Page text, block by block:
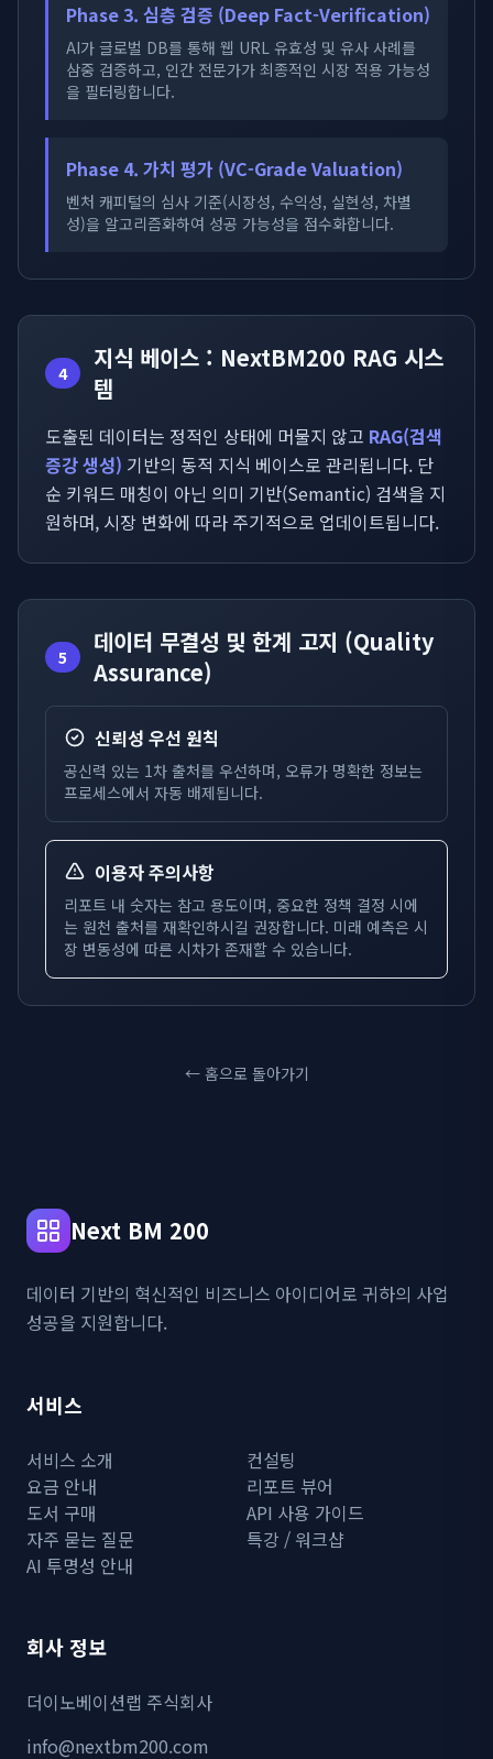
Phase 3. 심층 검증 (Deep Fact-Verification)
AI가 글로벌 DB를 통해 웹 URL 유효성 및 유사 사례를
삼중 검증하고, 인간 전문가가 최종적인 시장 적용 가능성
을 필터링합니다.
Phase 4. 가치 평가 (VC-Grade Valuation)
벤처 캐피털의 심사 기준(시장성, 수익성, 실현성, 차별
성)을 알고리즘화하여 성공 가능성을 점수화합니다.
4
지식 베이스 : NextBM200 RAG 시스
템
도출된 데이터는 정적인 상태에 머물지 않고 RAG(검색
증강 생성) 기반의 동적 지식 베이스로 관리됩니다. 단
순 키워드 매칭이 아닌 의미 기반(Semantic) 검색을 지
원하며, 시장 변화에 따라 주기적으로 업데이트됩니다.
5
데이터 무결성 및 한계 고지 (Quality
Assurance)
신뢰성 우선 원칙
공신력 있는 1차 출처를 우선하며, 오류가 명확한 정보는
프로세스에서 자동 배제됩니다.
이용자 주의사항
리포트 내 숫자는 참고 용도이며, 중요한 정책 결정 시에
는 원천 출처를 재확인하시길 권장합니다. 미래 예측은 시
장 변동성에 따른 시차가 존재할 수 있습니다.
← 홈으로 돌아가기
Next BM 200
데이터 기반의 혁신적인 비즈니스 아이디어로 귀하의 사업
성공을 지원합니다.
서비스
서비스 소개
컨설팅
요금 안내
리포트 뷰어
도서 구매
API 사용 가이드
자주 묻는 질문
특강 / 워크샵
AI 투명성 안내
회사 정보
더이노베이션랩 주식회사
info@nextbm200.com